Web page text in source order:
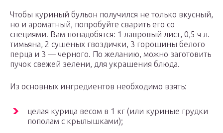
Чтобы куриный бульон получился не только вкусный,
но и ароматный, попробуйте сварить его со
специями. Вам понадобятся: 1 лавровый лист, 0,5 ч л.
тимьяна, 2 сушеных гвоздички, 3 горошины белого
перца и 3 — черного. По желанию, можно заготовить
пучок свежей зелени, для украшения блюда.
Из основных ингредиентов необходимо взять:
целая курица весом в 1 кг (или куриные грудки
пополам с крылышками);